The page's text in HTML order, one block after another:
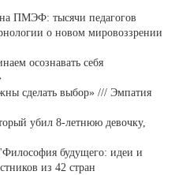
ПМЭФ: тысячи педагогов
о новом мировоззрении
осознавать себя
сделать выбор» /// Эмпатия
убил 8-летнюю девочку,
будущего: идеи и
из 42 стран